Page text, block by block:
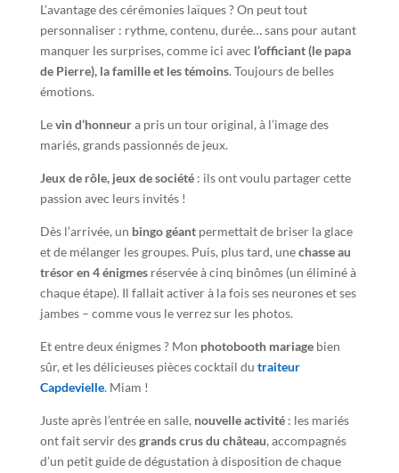
L’avantage des cérémonies laïques ? On peut tout
personnaliser : rythme, contenu, durée… sans pour autant
manquer les surprises, comme ici avec l’officiant (le papa
de Pierre), la famille et les témoins. Toujours de belles
émotions.
Levin d’honneura pris un tour original, à l’image des
mariés, grands passionnés de jeux.
Jeux de rôle, jeux de société: ils ont voulu partager cette
passion avec leurs invités !
Dès l’arrivée, un bingo géantpermettait de briser la glace
et de mélanger les groupes. Puis, plus tard, unechasse au
trésor en 4 énigmesréservée à cinq binômes (un éliminé à
chaque étape). Il fallait activer à la fois ses neurones et ses
jambes – comme vous le verrez sur les photos.
Et entre deux énigmes ? Mon photobooth mariagebien
sûr, et les délicieuses pièces cocktail du traiteur
Capdevielle. Miam !
Juste après l’entrée en salle, nouvelle activité: les mariés
ont fait servir desgrands crus du château, accompagnés
d’un petit guide de dégustation à disposition de chaque